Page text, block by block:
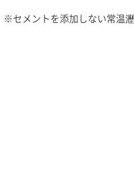
※セメントを添加しない常温